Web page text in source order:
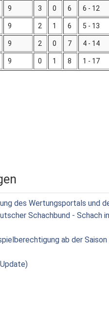
9 3 0 6 6 - 12
9 2 1 6 5 - 13
9 2 0 7 4 - 14
9 0 1 8 1 - 17
des Wertungsportals und
Schachbund - Schach in
ab der Saison